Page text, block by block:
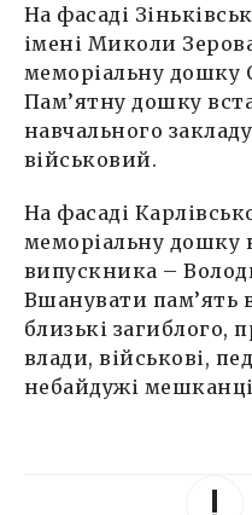
На фасаді
імені Миколи
меморіальну дошку
Пам’ятну дошку
навчального
військовий.
На фасаді
меморіальну дошку
випускника –
Вшанувати пам’ять
близькі загиблого,
влади, військові,
небайдужі